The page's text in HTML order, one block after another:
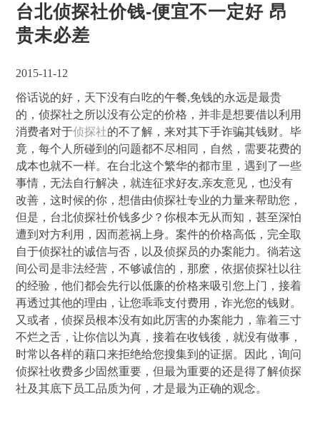
台北侦探社价钱-便宜不一定好 昂
贵未必差
2015-11-12
俗话说的好，天下没有白吃的午餐,免钱的永远是最贵
的，侦探社之所以没有公定的价格，并非是想要借以利用
消费者对于侦探社的不了解，来对其下手诈骗其钱财。毕
竟，每个人所碰到的问题都不尽相同，自然，需要花费的
成本也就不一样。在台北这个繁华的都市里，遇到了一些
事情，无法自行解决，就连征求好友,亲友意见，也没有
改善，这时候的你，想借由侦探社专业的力量来帮助您，
但是，台北侦探社价钱多少？你根本无从而知，甚至深怕
遭到对方利用，因而惹祸上身。案件的价格高低，完全取
自于侦探社的诚信与否，以及侦探员的办案能力。徜若这
间公司是非法经营，不够诚信的，那麽，依据侦探社以往
的经验，他们都会先行以低廉的价格来吸引您上门，接着
再透过其他的理由，让您乖乖支付费用，诈光您的钱财。
又或者，侦探员根本没有如此厉害的办案能力，靠着三寸
不烂之舌，让你信以为真，接着在收钱後，就没有做事，
时常以各样的藉口来拒绝给您搜集到的证据。因此，询问
侦探社收费多少固然重要，但最为重要的还是得了解侦探
社及其底下员工品质为何，才是最为正确的观念。